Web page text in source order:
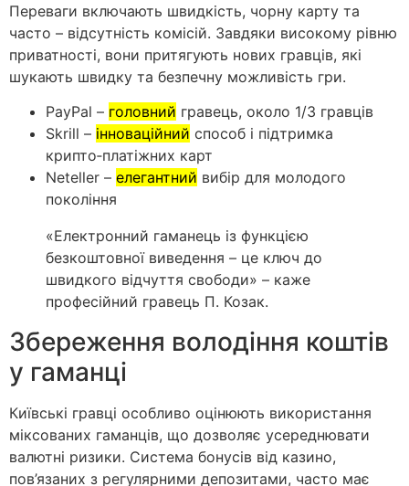
Переваги включають швидкість, чорну карту та
часто – відсутність комісій. Завдяки високому рівню
приватності, вони притягують нових гравців, які
шукають швидку та безпечну можливість гри.
PayPal – головний гравець, около 1/3 гравців
Skrill – інноваційний способ і підтримка
крипто‑платіжних карт
Neteller – елегантний вибір для молодого
покоління
«Електронний гаманець із функцією
безкоштовної виведення – це ключ до
швидкого відчуття свободи» – каже
професійний гравець П. Козак.
Збереження володіння коштів
у гаманці
Київські гравці особливо оцінюють використання
міксованих гаманців, що дозволяє усереднювати
валютні ризики. Система бонусів від казино,
пов’язаних з регулярними депозитами, часто має